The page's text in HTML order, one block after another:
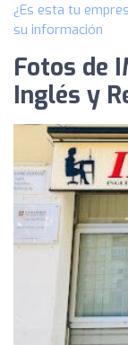
¿Es esta tu
su información
Fotos de
Inglés y